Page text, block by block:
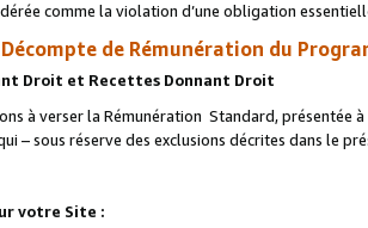
comme la violation d’une obligation
Décompte de Rémunération du
Droit et Recettes Donnant Droit
à verser la Rémunération Standard, présentée
– sous réserve des exclusions décrites dans le
votre Site :